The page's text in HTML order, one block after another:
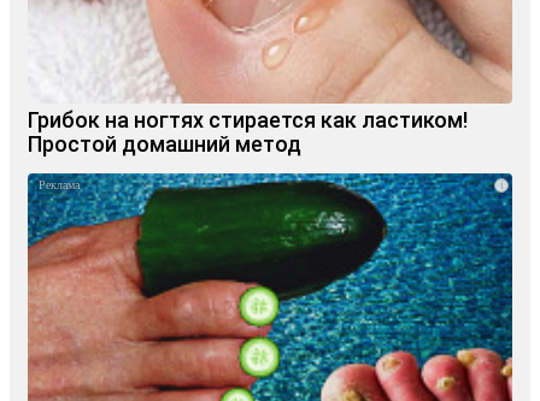
Грибок на ногтях стирается как ластиком!
Простой домашний метод
i